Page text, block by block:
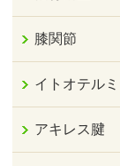
膝関節
イトオテル
アキレス腱